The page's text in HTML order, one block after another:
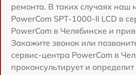
ремонта. В таких случаях наш
PowerCom SPT-1000-II LCD в
PowerCom в Челябинске и
Закажите звонок или
сервис-центра PowerCom в
проконсультирует и